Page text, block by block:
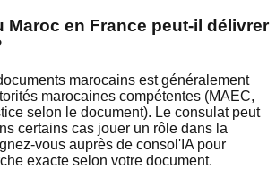
Maroc en France peut-il délivrer
marocains est généralement
marocaines compétentes (MAEC,
selon le document). Le consulat peut
certains cas jouer un rôle dans la
vous auprès de consol'IA pour
exacte selon votre document.